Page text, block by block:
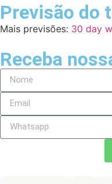
Previsão do
Mais previsões: 30 day
Receba